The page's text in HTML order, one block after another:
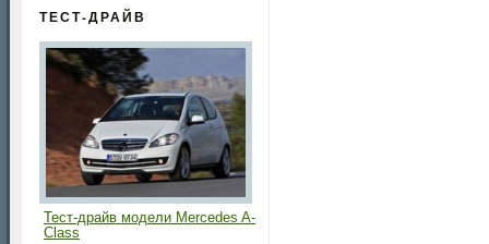
ТЕСТ-ДРАЙВ
Тест-драйв модели Mercedes A-
Class